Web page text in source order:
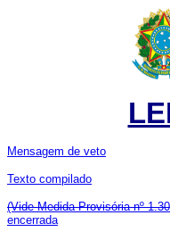
Mensagem de veto
Texto compilado
(Vide Medida Provisória nº
encerrada